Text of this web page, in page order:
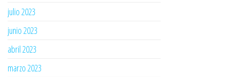
julio 2023
junio 2023
abril 2023
marzo 2023